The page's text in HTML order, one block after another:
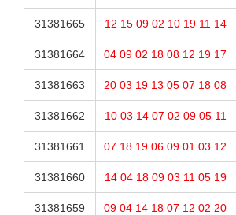
31381665 12 15 09 02 10 19 11 14
31381664 04 09 02 18 08 12 19 17
31381663 20 03 19 13 05 07 18 08
31381662 10 03 14 07 02 09 05 11
31381661 07 18 19 06 09 01 03 12
31381660 14 04 18 09 03 11 05 19
31381659 09 04 14 18 07 12 02 20